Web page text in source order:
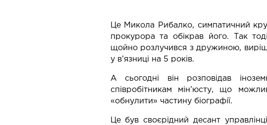
Микола Рибалко: “Я
Це Микола Рибалко, симпатичний
прокурора та обікрав його. Так
щойно розлучився з дружиною,
у в’язниці на 5 років.
А сьогодні він розповідав
співробітникам мін’юсту, що
«обнулити» частину біографії.
Це був своєрідний десант